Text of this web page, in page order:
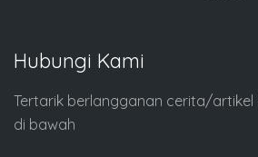
Hubungi Kami
Tertarik berlangganan cerita/artikel
di bawah